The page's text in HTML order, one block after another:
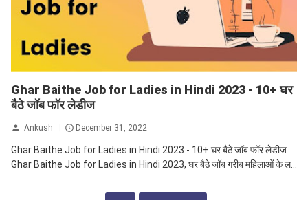
Ghar Baithe Job for Ladies in Hindi 2023 - 10+ घर
बैठे जॉब फॉर लेडीज
Ankush December 31, 2022
Ghar Baithe Job for Ladies in Hindi 2023 - 10+ घर बैठे जॉब फॉर लेडीज
Ghar Baithe Job for Ladies in Hindi 2023, घर बैठे जॉब गरीब महिलाओं के ल...